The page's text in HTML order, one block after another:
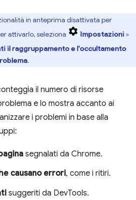
in anteprima disattivata per
attivarlo, seleziona
Impostazioni >
il raggruppamento e l'occultamento
.
il numero di risorse
e lo mostra accanto ai
i problemi in base alla
segnalati da Chrome.
causano errori, come i ritiri.
suggeriti da DevTools.